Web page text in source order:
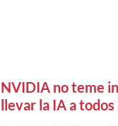
NVIDIA no teme
llevar la IA a